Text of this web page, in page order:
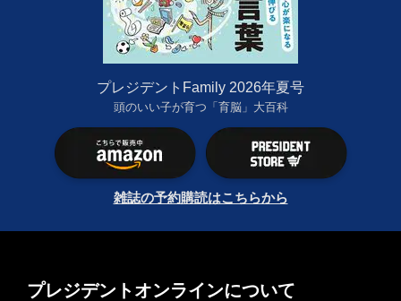
プレジデントFamily 2026年夏号
頭のいい子が育つ「育脳」大百科
雑誌の予約購読はこちらから
プレジデントオンラインについて